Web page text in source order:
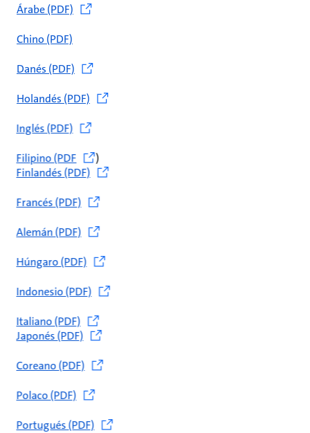
Árabe (PDF)
Chino (PDF)
Danés (PDF)
Holandés (PDF)
Inglés (PDF)
Filipino (PDF
)
Finlandés (PDF)
Francés (PDF)
Alemán (PDF)
Húngaro (PDF)
Indonesio (PDF)
Italiano (PDF)
Japonés (PDF)
Coreano (PDF)
Polaco (PDF)
Portugués (PDF)